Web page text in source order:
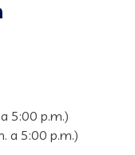
5:00 p.m.)
a 5:00 p.m.)